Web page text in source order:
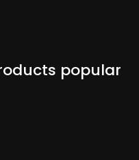
popular